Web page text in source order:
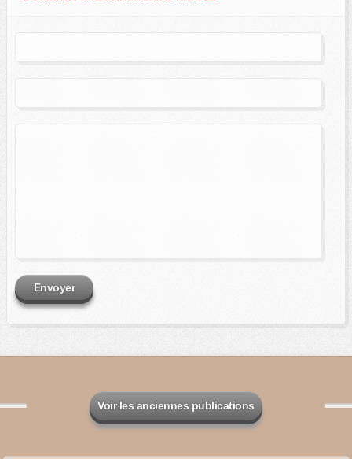
Envoyer
Voir les anciennes publications